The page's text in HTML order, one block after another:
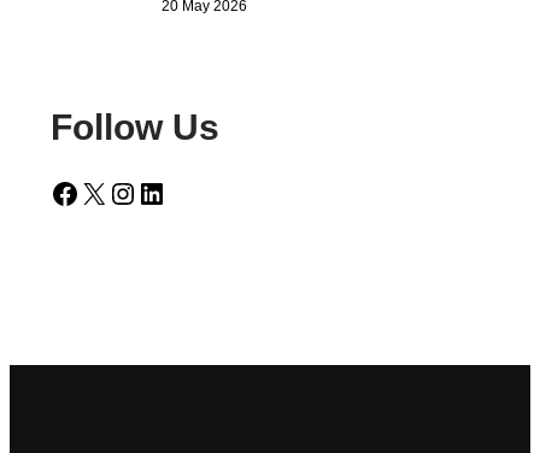
20 May 2026
Follow Us
Facebook X Instagram LinkedIn